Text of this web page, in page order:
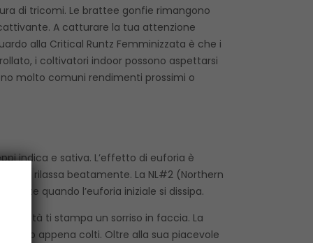
di tricomi. Le brattee gonfie rimangono
A catturare la tua attenzione
alla Critical Runtz Femminizzata è che i
i coltivatori indoor possono aspettarsi
molto comuni rendimenti prossimi o
indica e sativa. L’effetto di euforia è
si rilassa beatamente. La NL#2 (Northern
quando l’euforia iniziale si dissipa.
ti stampa un sorriso in faccia. La
appena colti. Oltre alla sua piacevole